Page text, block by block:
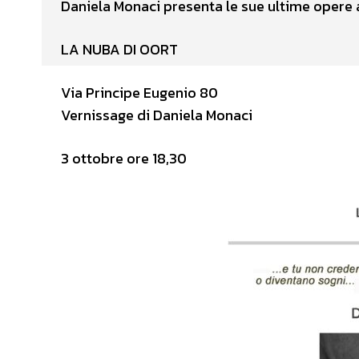
Daniela Monaci presenta le sue ultime opere
LA NUBA DI OORT
Via Principe Eugenio 80
Vernissage di Daniela Monaci
3 ottobre ore 18,30